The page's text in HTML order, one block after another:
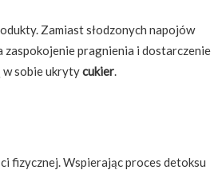
Zamiast słodzonych napojów
zaspokojenie pragnienia i dostarczenie
sobie ukrytycukier.
fizycznej. Wspierając proces detoksu